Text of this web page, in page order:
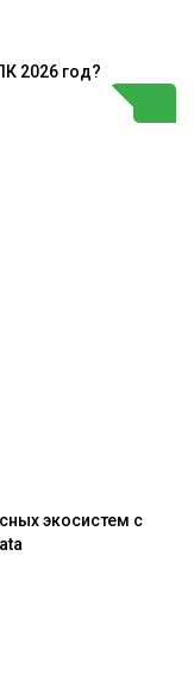
2026 год?
экосистем с